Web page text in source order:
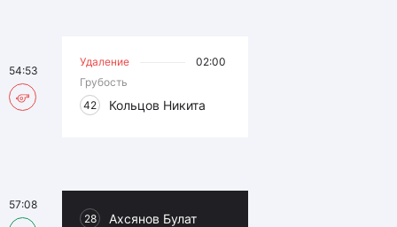
Удаление
02:00
Грубость
42
Кольцов Никита
54:53
28 Ахсянов Булат
57:08